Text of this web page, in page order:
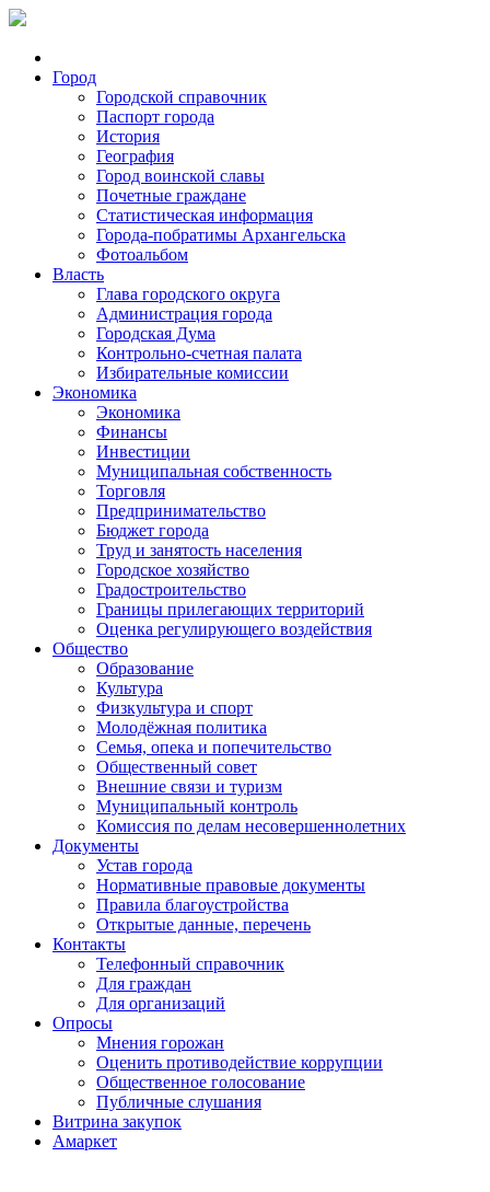
Город
Городской справочник
Паспорт города
История
География
Город воинской славы
Почетные граждане
Статистическая информация
Города-побратимы Архангельска
Фотоальбом
Власть
Глава городского округа
Администрация города
Городская Дума
Контрольно-счетная палата
Избирательные комиссии
Экономика
Экономика
Финансы
Инвестиции
Муниципальная собственность
Торговля
Предпринимательство
Бюджет города
Труд и занятость населения
Городское хозяйство
Градостроительство
Границы прилегающих территорий
Оценка регулирующего воздействия
Общество
Образование
Культура
Физкультура и спорт
Молодёжная политика
Семья, опека и попечительство
Общественный совет
Внешние связи и туризм
Муниципальный контроль
Комиссия по делам несовершеннолетних
Документы
Устав города
Нормативные правовые документы
Правила благоустройства
Открытые данные, перечень
Контакты
Телефонный справочник
Для граждан
Для организаций
Опросы
Мнения горожан
Оценить противодействие коррупции
Общественное голосование
Публичные слушания
Витрина закупок
Амаркет